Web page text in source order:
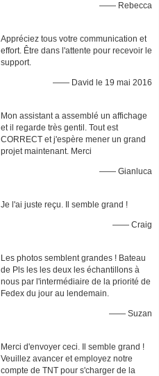
—— Rebecca
Appréciez tous votre communication et
effort. Être dans l'attente pour recevoir le
support.
—— David le 19 mai 2016
Mon assistant a assemblé un affichage
et il regarde très gentil. Tout est
CORRECT et j'espère mener un grand
projet maintenant. Merci
—— Gianluca
Je l'ai juste reçu. Il semble grand !
—— Craig
Les photos semblent grandes ! Bateau
de Pls les les deux les échantillons à
nous par l'intermédiaire de la priorité de
Fedex du jour au lendemain.
—— Suzan
Merci d'envoyer ceci. Il semble grand !
Veuillez avancer et employez notre
compte de TNT pour s'charger de la